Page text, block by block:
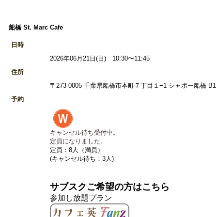
船橋 St. Marc Cafe
日時
2026年06月21日(日) 10:30〜11:45
住所
〒273-0005 千葉県船橋市本町７丁目１−1 シャポー船橋
予約
キャンセル待ち受付中。
定員になりました。
定員：8人（満員）
(キャンセル待ち：3人)
サブスクご希望の方はこちら
参加し放題プラン